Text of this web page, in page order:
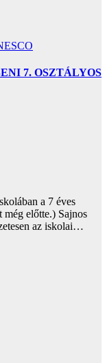
7. OSZTÁLYOS
a 7 éves
előtte.) Sajnos
az iskolai…